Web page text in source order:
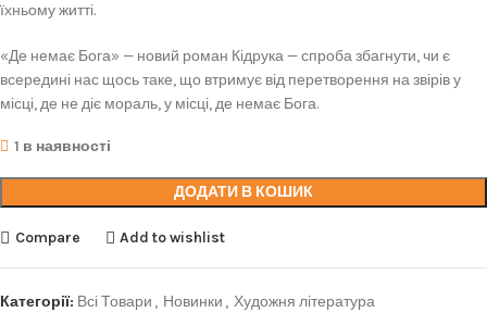
їхньому житті.
«Де немає Бога» — новий роман Кідрука — спроба збагнути, чи є
всередині нас щось таке, що втримує від перетворення на звірів у
місці, де не діє мораль, у місці, де немає Бога.
1 в наявності
ДОДАТИ В КОШИК
Compare Add to wishlist
Категорії: Всі Товари , Новинки , Художня література